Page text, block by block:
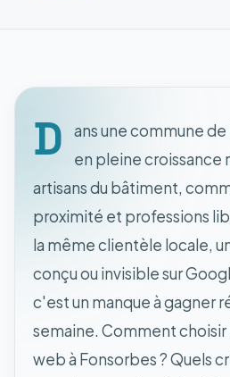
D
ans une commune
en pleine croissance
artisans du bâtiment,
proximité et professions
la même clientèle locale,
conçu ou invisible sur
c'est un manque à gagner
semaine. Comment
web à Fonsorbes ? Quels